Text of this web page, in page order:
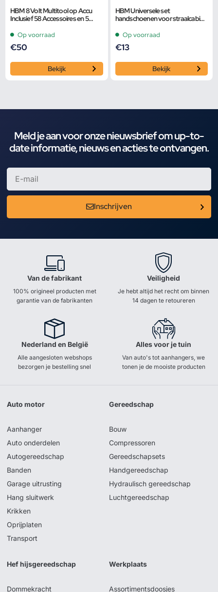
HBM 8 Volt Multitool op Accu
Inclusief 58 Accessoires en 5
Op voorraad
€50
Bekijk
HBM Universele set
handschoenen voor straalcabine
Op voorraad
€13
Bekijk
Meld je aan voor onze nieuwsbrief om up-to-
date informatie, nieuws en acties te ontvangen.
Inschrijven
Van de fabrikant
100% origineel producten met
garantie van de fabrikanten
Veiligheid
Je hebt altijd het recht om binnen
14 dagen te retoureren
Nederland en België
Alle aangesloten webshops
bezorgen je bestelling snel
Alles voor je tuin
Van auto's tot aanhangers, we
tonen je de mooiste producten
Auto motor
Aanhanger
Auto onderdelen
Autogereedschap
Banden
Garage uitrusting
Hang sluitwerk
Krikken
Oprijplaten
Transport
Gereedschap
Bouw
Compressoren
Gereedschapsets
Handgereedschap
Hydraulisch gereedschap
Luchtgereedschap
Hef hijsgereedschap
Dommekracht
Werkplaats
Assortimentsdoosjes